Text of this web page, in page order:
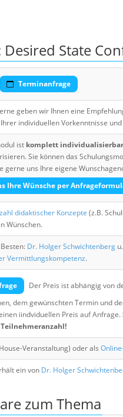
State
Terminanfrage
geben wir Ihnen eine
individuellen Vorkenntnisse
ist komplett individualisierbar
Sie können das
gerne uns Ihre eigene
Ihre Wünsche per
didaktischer Konzepte (z.B.
Wünschen.
Dr. Holger Schwichtenberg
Vermittlungskompetenz.
Der Preis ist abhängig von
dem gewünschten Termin und
iindviduellen Preis auf Anfrage.
Veranstaltung) oder als
ein von Dr. Holger
zum Thema